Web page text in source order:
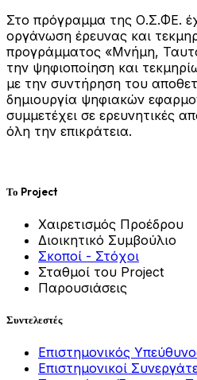
Στο πρόγραμμα της Ο.Σ.ΦΕ.
οργάνωση έρευνας και
προγράμματος «Μνήμη,
την ψηφιοποίηση και
με την συντήρηση του
δημιουργία ψηφιακών
συμμετέχει σε ερευνητικές
όλη την επικράτεια.
Το Project
Χαιρετισμός Προέδρου
Διοικητικό Συμβούλιο
Σκοποί - Στόχοι
Σταθμοί του Project
Παρουσιάσεις
Συντελεστές
Επιστημονικός
Επιστημονικοί